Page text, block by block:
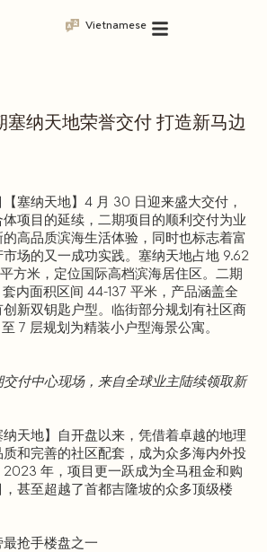
Vietnamese
塞纳天地荣誉交付 打造新马边
塞纳天地】4 月 30 日迎来盛大交付，
项目的延续，二期项目的顺利交付为业
高品质滨海生活体验，同时也标志着富
场的又一成功实践。塞纳天地占地 9.62
方米，定位国际高档滨海居住区。二期
内面积区间 44-137 平米，产品涵盖全
新双钥匙户型。临街部分规划有社区商
7 层规划为精装小户型海景公寓。
付中心现场，来自全球业主陆续领取新
天地】自开盘以来，凭借着卓越的地理
和完善的社区配套，成为众多海内外投
年，项目更一跃成为全马租金和购
甚至超越了首都吉隆坡的众多顶级楼
抢手楼盘之一